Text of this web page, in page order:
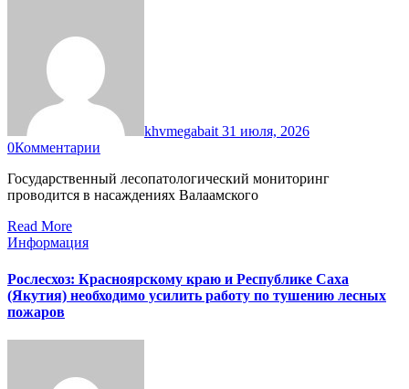
khvmegabait 31 июля, 2026
0Комментарии
Государственный лесопатологический мониторинг
проводится в насаждениях Валаамского
Read More
Информация
Рослесхоз: Красноярскому краю и Республике Саха
(Якутия) необходимо усилить работу по тушению лесных
пожаров